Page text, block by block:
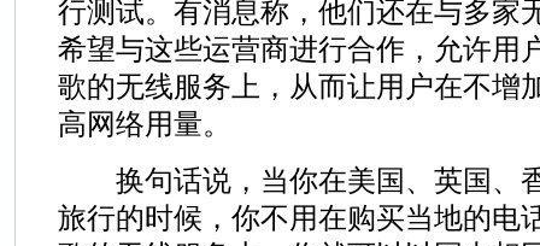
行测试。有消息称，他们还在与多家
希望与这些运营商进行合作，允许用
歌的无线服务上，从而让用户在不增
高网络用量。
换句话说，当你在美国、英国、
旅行的时候，你不用在购买当地的电